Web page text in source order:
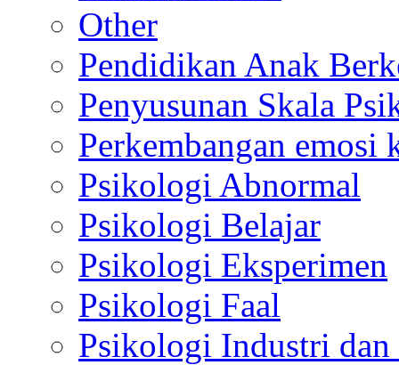
Other
Pendidikan Anak
Penyusunan Skala
Perkembangan emosi
Psikologi Abnormal
Psikologi Belajar
Psikologi Eksperimen
Psikologi Faal
Psikologi Industri dan